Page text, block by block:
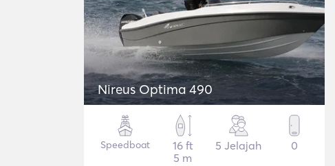
Nireus Optima 490
Speedboat
16 ft
5 m
5 Jelajah 0